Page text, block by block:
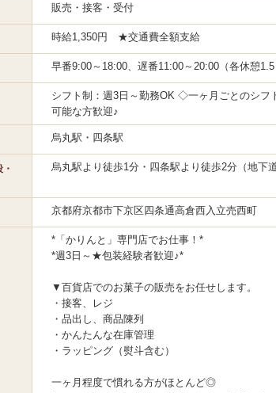
販売・接客・受付
時給1,350円 ★交通費全額支給
早番9:00～18:00、遅番11:00～20:00（各休憩1.5
シフト制：週3日～勤務OK ◇一ヶ月ごとのシ
可能な方歓迎♪
烏丸駅・四条駅
烏丸駅より徒歩1分・四条駅より徒歩2分（地下道
京都府京都市下京区四条通高倉西入立売西町
*「かりんと」専門店でお仕事！*
*週3日～★包装経験者歓迎♪*
▼百貨店でのお菓子の販売をお任せします。
・接客、レジ
・品出し、商品陳列
・かんたんな在庫管理
・ラッピング（熨斗含む）
一ヶ月程度で慣れる方がほとんど◎